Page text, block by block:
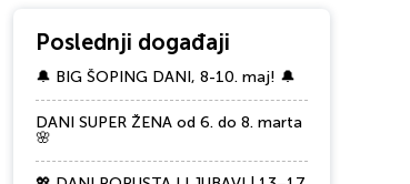
Poslednji događaji
🔔 BIG ŠOPING DANI, 8-10. maj! 🔔
DANI SUPER ŽENA od 6. do 8. marta
🌸